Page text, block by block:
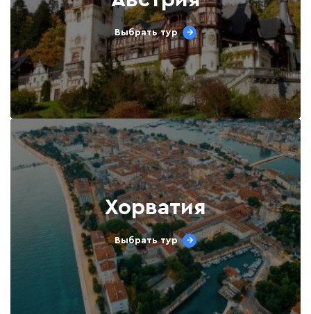
Выбрать тур
Хорватия
Выбрать тур